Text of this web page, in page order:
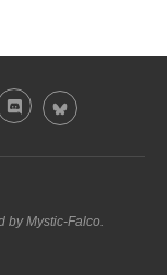
Mystic-Falco.